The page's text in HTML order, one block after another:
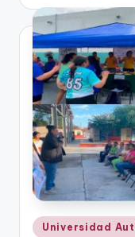
Publicado
Universidad